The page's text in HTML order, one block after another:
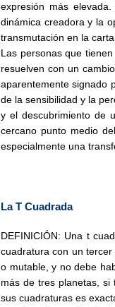
expresión más
dinámica creadora y la
transmutación en la
Las personas que
resuelven con un
aparentemente signado
de la sensibilidad y la
y el descubrimiento de
cercano punto medio
especialmente una
La T Cuadrada
DEFINICIÓN: Una t
cuadratura con un
o mutable, y no debe
más de tres planetas,
sus cuadraturas es